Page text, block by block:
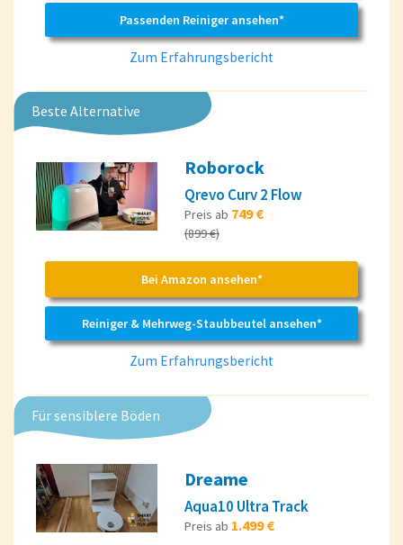
Passenden Reiniger ansehen*
Zum Erfahrungsbericht
Beste Alternative
Roborock
Qrevo Curv 2 Flow
Preis ab 749 €
(899 €)
Bei Amazon ansehen*
Reiniger & Mehrweg-Staubbeutel ansehen*
Zum Erfahrungsbericht
Für sensiblere Böden
Dreame
Aqua10 Ultra Track
Preis ab 1.499 €